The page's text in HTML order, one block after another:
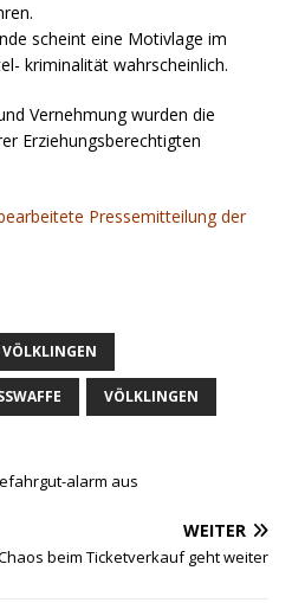
scheint eine Motivlage im
kriminalität wahrscheinlich.
Vernehmung wurden die
Erziehungsberechtigten
Pressemitteilung der
VÖLKLINGEN
VÖLKLINGEN
alarm aus
WEITER
beim Ticketverkauf geht weiter